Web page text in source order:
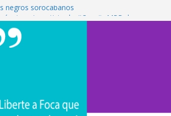
negros sorocabanos
é a terceira artista do #ConviteMPB do
Brasil 2026 promove integração, ciência e
na Uniso